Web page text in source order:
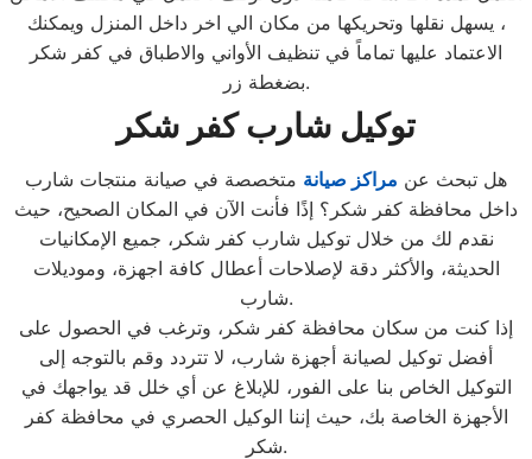
، يسهل نقلها وتحريكها من مكان الي اخر داخل المنزل ويمكنك
الاعتماد عليها تماماً في تنظيف الأواني والاطباق في كفر شكر
بضغطة زر.
توكيل شاربكفر شكر
هل تبحث عن مراكز صيانة متخصصة في صيانة منتجات شارب
داخل محافظة كفر شكر؟ إذًا فأنت الآن في المكان الصحيح، حيث
نقدم لك من خلال توكيل شارب كفر شكر، جميع الإمكانيات
الحديثة، والأكثر دقة لإصلاحات أعطال كافة اجهزة، وموديلات
شارب.
إذا كنت من سكان محافظة كفر شكر، وترغب في الحصول على
أفضل توكيل لصيانة أجهزة شارب، لا تتردد وقم بالتوجه إلى
التوكيل الخاص بنا على الفور، للإبلاغ عن أي خلل قد يواجهك في
الأجهزة الخاصة بك، حيث إننا الوكيل الحصري في محافظة كفر
شكر.